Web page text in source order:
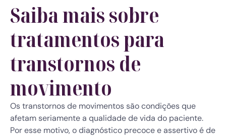
Saiba mais sobre
tratamentos para
transtornos de
movimento
Os transtornos de movimentos são condições que
afetam seriamente a qualidade de vida do paciente.
Por esse motivo, o diagnóstico precoce e assertivo é de